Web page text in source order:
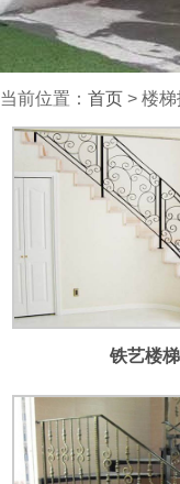
当前位置： 首页 > 楼
铁艺楼